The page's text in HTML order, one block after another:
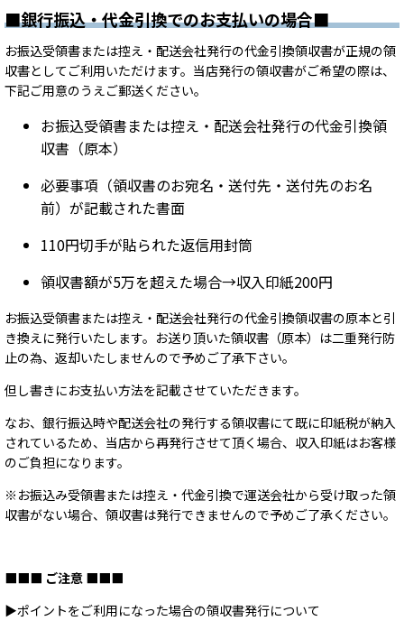
■銀行振込・代金引換でのお支払いの場合■
お振込受領書または控え・配送会社発行の代金引換領収書が正規の領
収書としてご利用いただけます。当店発行の領収書がご希望の際は、
下記ご用意のうえご郵送ください。
お振込受領書または控え・配送会社発行の代金引換領
収書（原本）
必要事項（領収書のお宛名・送付先・送付先のお名
前）が記載された書面
110円切手が貼られた返信用封筒
領収書額が5万を超えた場合→収入印紙200円
お振込受領書または控え・配送会社発行の代金引換領収書の原本と引
き換えに発行いたします。お送り頂いた領収書（原本）は二重発行防
止の為、返却いたしませんので予めご了承下さい。
但し書きにお支払い方法を記載させていただきます。
なお、銀行振込時や配送会社の発行する領収書にて既に印紙税が納入
されているため、当店から再発行させて頂く場合、収入印紙はお客様
のご負担になります。
※お振込み受領書または控え・代金引換で運送会社から受け取った領
収書がない場合、領収書は発行できませんので予めご了承ください。
■■■ ご注意 ■■■
▶ポイントをご利用になった場合の領収書発行について